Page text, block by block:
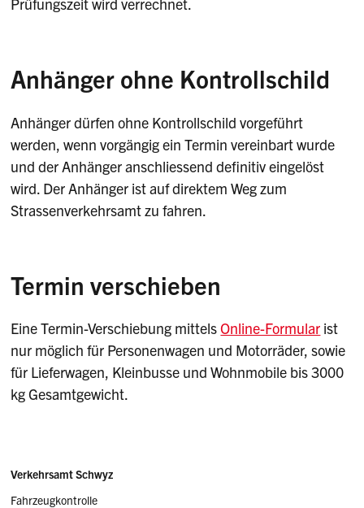
Prüfungszeit wird verrechnet.
Anhänger ohne Kontrollschild
Anhänger dürfen ohne Kontrollschild vorgeführt
werden, wenn vorgängig ein Termin vereinbart wurde
und der Anhänger anschliessend definitiv eingelöst
wird. Der Anhänger ist auf direktem Weg zum
Strassenverkehrsamt zu fahren.
Termin verschieben
Eine Termin-Verschiebung mittelsOnline-Formular ist
nur möglich für Personenwagen und Motorräder, sowie
für Lieferwagen, Kleinbusse und Wohnmobile bis 3000
kg Gesamtgewicht.
Sidebar
Adressen
Verkehrsamt Schwyz
Fahrzeugkontrolle